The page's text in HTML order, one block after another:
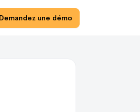
Demandez une démo